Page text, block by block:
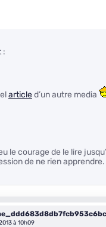
:
articled’un autre media
le courage de le lire
de ne rien apprendre.
à 10h09